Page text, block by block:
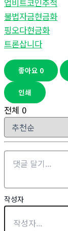
업비트코인추적
불법자금현금화
핑오다현금화
트론삽니다
좋아요 0
인쇄
전체 0
작성자